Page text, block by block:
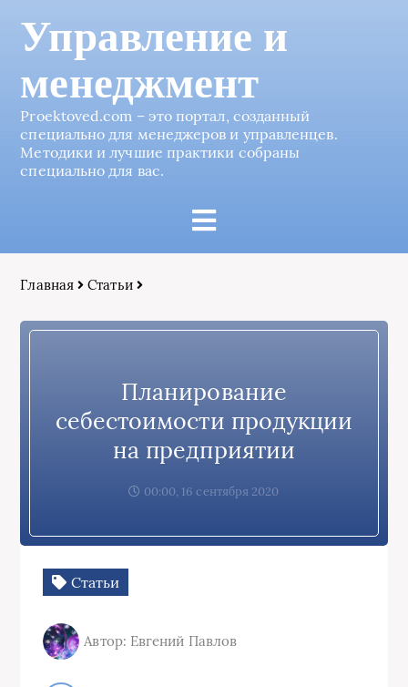
Управление и
менеджмент
Proektoved.com – это портал, созданный
специально для менеджеров и управленцев.
Методики и лучшие практики собраны
специально для вас.
Главная Статьи
Планирование
себестоимости продукции
на предприятии
00:00, 16 сентября 2020
Статьи
Автор: Евгений Павлов